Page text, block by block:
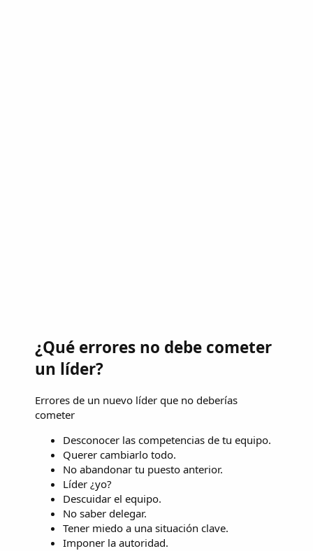
¿Qué errores no debe cometer
un líder?
Errores de un nuevo líder que no deberías
cometer
Desconocer las competencias de tu equipo.
Querer cambiarlo todo.
No abandonar tu puesto anterior.
Líder ¿yo?
Descuidar el equipo.
No saber delegar.
Tener miedo a una situación clave.
Imponer la autoridad.